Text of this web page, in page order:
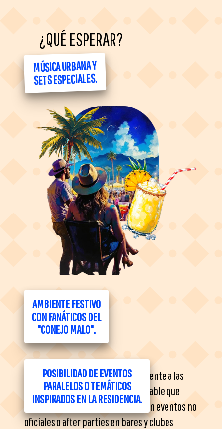
¿QUÉ ESPERAR?
MÚSICA URBANA Y
SETS ESPECIALES.
AMBIENTE FESTIVO
CON FANÁTICOS DEL
"CONEJO MALO".
POSIBILIDAD DE EVENTOS
PARALELOS O TEMÁTICOS
INSPIRADOS EN LA RESIDENCIA.
Recomendación: mantente pendiente a las
redes sociales, ya que es muy probable que
durante los días de concierto surjan eventos no
oficiales o after parties en bares y clubes